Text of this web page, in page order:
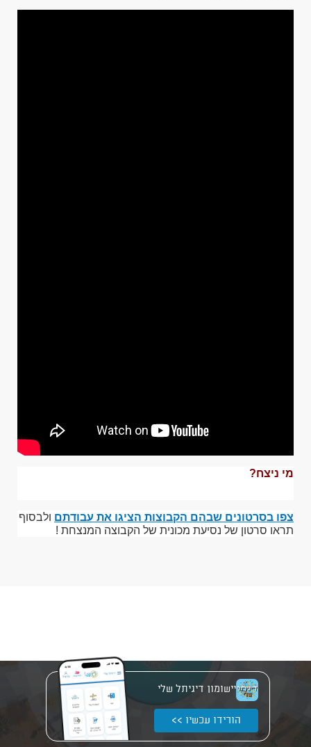
מי ניצח?
צפו בסרטונים שבהם הקבוצות הציגו את עבודתם ולבסוף
תראו סרטון של נסיעת מכונית של הקבוצה המנצחת !
יישומון דיגיתל שלי
הורידו עכשיו >>